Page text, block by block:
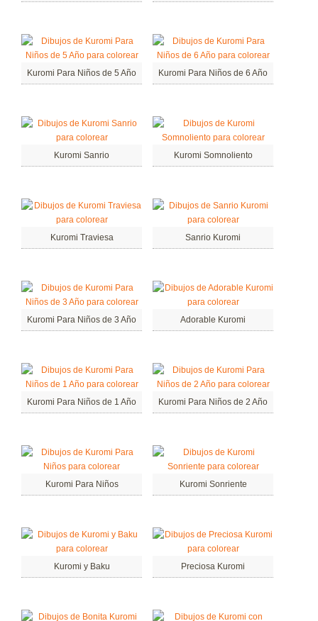
Kuromi Para Niños de 5 Año Kuromi Para Niños de 6 Año
Kuromi Sanrio Kuromi Somnoliento
Kuromi Traviesa Sanrio Kuromi
Kuromi Para Niños de 3 Año Adorable Kuromi
Kuromi Para Niños de 1 Año Kuromi Para Niños de 2 Año
Kuromi Para Niños Kuromi Sonriente
Kuromi y Baku Preciosa Kuromi